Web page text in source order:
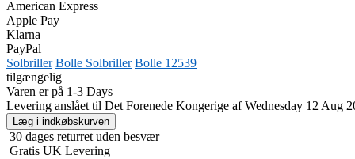
American Express
Apple Pay
Klarna
PayPal
Solbriller Bolle Solbriller Bolle 12539
tilgængelig
Varen er på 1-3 Days
Levering anslået til Det Forenede Kongerige af Wednesday 12 Aug
30 dages returret uden besvær
Gratis UK Levering